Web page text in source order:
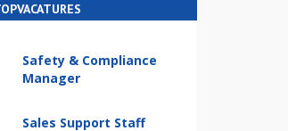
Safety & Compliance
Manager
Sales Support Staff